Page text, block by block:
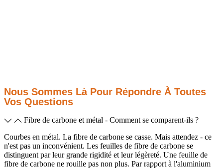
Nous Sommes Là Pour Répondre À Toutes
Vos Questions
Fibre de carbone et métal - Comment se comparent-ils ?
Courbes en métal. La fibre de carbone se casse. Mais attendez - ce
n'est pas un inconvénient. Les feuilles de fibre de carbone se
distinguent par leur grande rigidité et leur légèreté. Une feuille de
fibre de carbone ne rouille pas non plus. Par rapport à l'aluminium